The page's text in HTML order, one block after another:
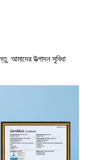
আমাদের উত্পাদন সুবিধা